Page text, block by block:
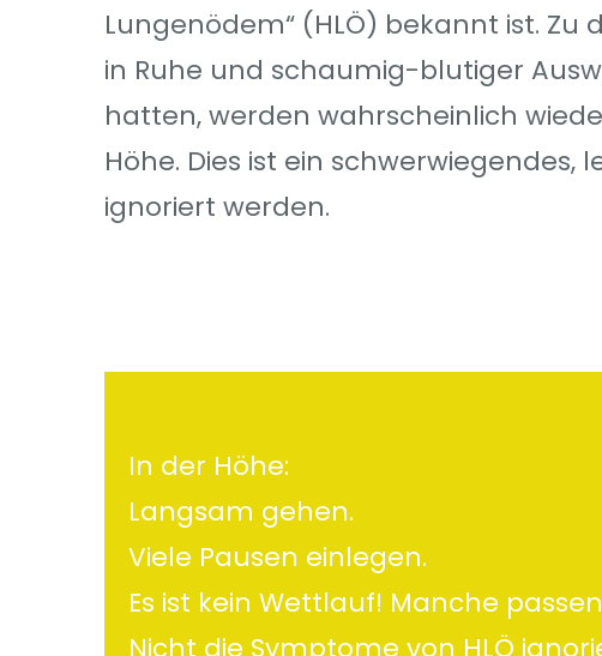
Lungenödem“ (HLÖ) bekannt ist.
in Ruhe und schaumig-blutiger
hatten, werden wahrscheinlich
Höhe. Dies ist ein
ignoriert werden.
In der Höhe:
Langsam gehen.
Viele Pausen einlegen.
Es ist kein Wettlauf! Manche